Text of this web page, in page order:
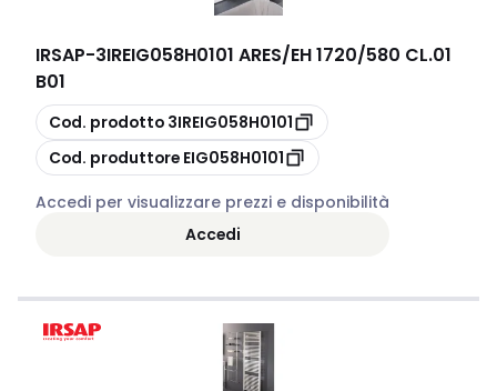
IRSAP-3IREIG058H0101 ARES/EH 1720/580 CL.01
B01
copia
Cod. prodotto 3IREIG058H0101
copia
Cod. produttore EIG058H0101
Accedi per visualizzare prezzi e disponibilità
Accedi